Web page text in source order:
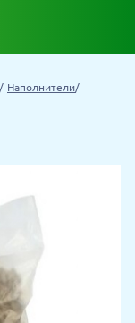
Наполнители